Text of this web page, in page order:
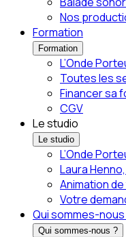
Nos
Formation
Formation
L’Onde
Toutes les
Financer sa
CGV
Le studio
Le studio
L’Onde
Laura
Animation
Votre
Qui sommes-nous
Qui sommes-nous ?